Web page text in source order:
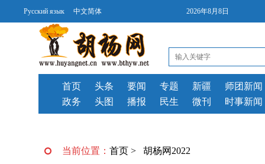
Русский язык 中文简体 2026年8月8日
首页 头条
要闻
政务
头图 播报
专题 新疆
师团新闻
民生
微刊 时事新闻
当前位置： 首页 > 胡杨网2022